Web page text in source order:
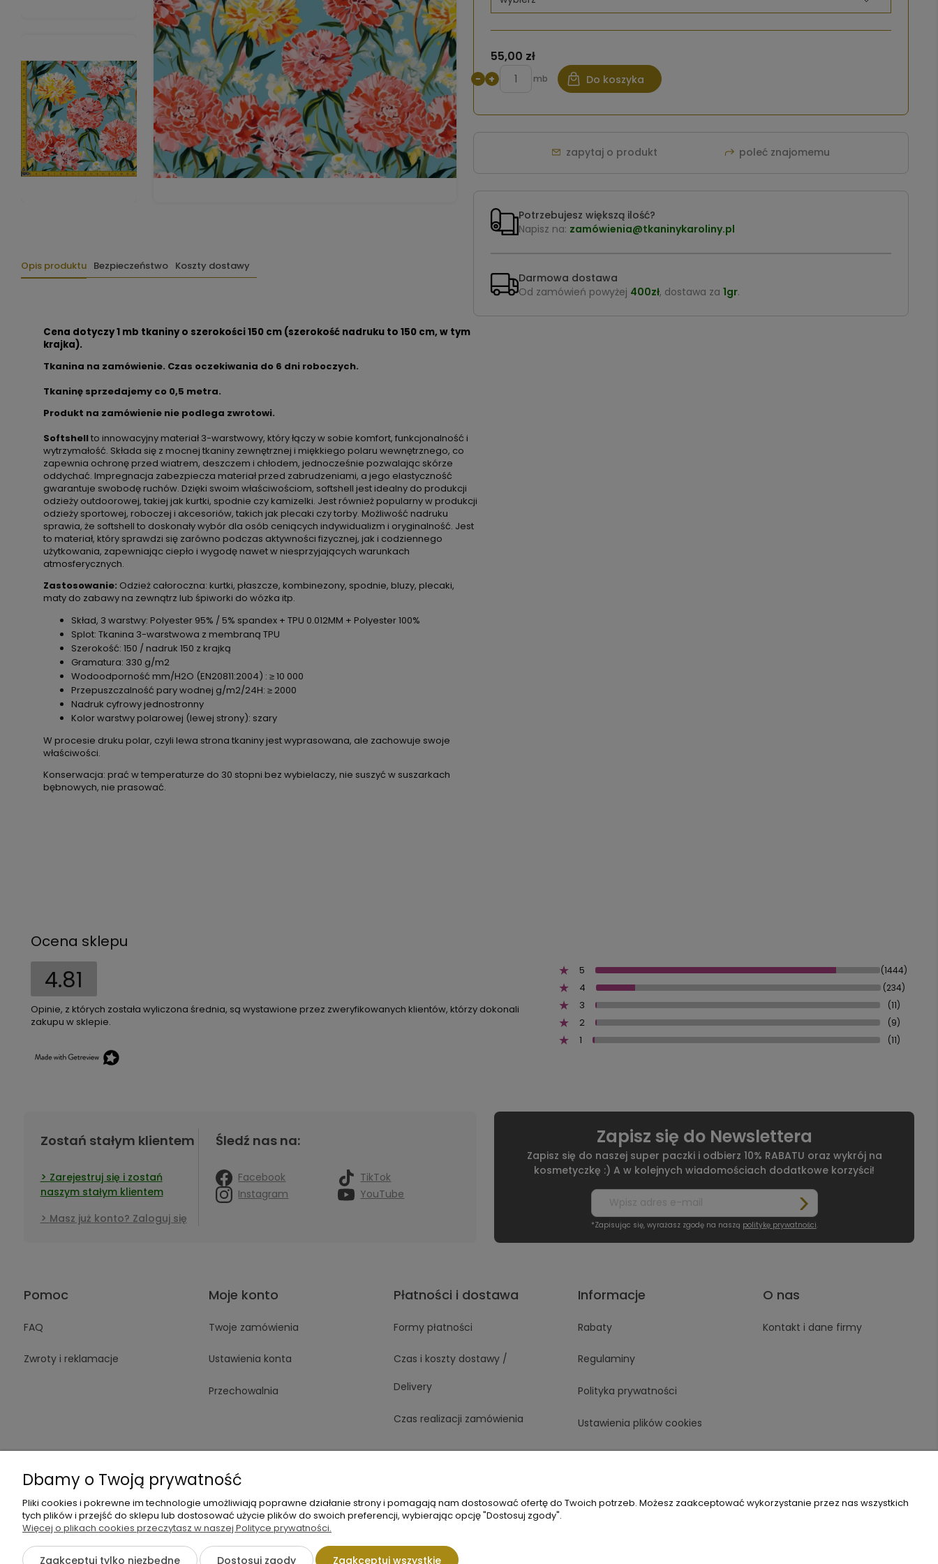
Opis produktu Bezpieczeństwo Koszty dostawy
Cena dotyczy 1 mb tkaniny o szerokości 150 cm (szerokość nadruku to 150 cm, w tym
krajka).
Tkanina na zamówienie. Czas oczekiwania do 6 dni roboczych.
Tkaninę sprzedajemy co 0,5 metra.
Produkt na zamówienie nie podlega zwrotowi.
Softshellto innowacyjny materiał 3-warstwowy, który łączy w sobie komfort, funkcjonalność i
wytrzymałość. Składa się z mocnej tkaniny zewnętrznej i miękkiego polaru wewnętrznego, co
zapewnia ochronę przed wiatrem, deszczem i chłodem, jednocześnie pozwalając skórze
oddychać. Impregnacja zabezpiecza materiał przed zabrudzeniami, a jego elastyczność
gwarantuje swobodę ruchów. Dzięki swoim właściwościom, softshell jest idealny do produkcji
odzieży outdoorowej, takiej jak kurtki, spodnie czy kamizelki. Jest również popularny w produkcji
odzieży sportowej, roboczej i akcesoriów, takich jak plecaki czy torby. Możliwość nadruku
sprawia, że softshell to doskonały wybór dla osób ceniących indywidualizm i oryginalność. Jest
to materiał, który sprawdzi się zarówno podczas aktywności fizycznej, jak i codziennego
użytkowania, zapewniając ciepło i wygodę nawet w niesprzyjających warunkach
atmosferycznych.
Zastosowanie: Odzież całoroczna: kurtki, płaszcze, kombinezony, spodnie, bluzy, plecaki,
maty do zabawy na zewnątrz lub śpiworki do wózka itp.
Skład, 3 warstwy: Polyester 95% / 5% spandex + TPU 0.012MM + Polyester 100%
Splot: Tkanina 3-warstwowa z membraną TPU
Szerokość: 150 / nadruk 150 z krajką
Gramatura: 330 g/m2
Wodoodporność mm/H2O (EN20811:2004) : ≥ 10 000
Przepuszczalność pary wodnej g/m2/24H: ≥ 2000
Nadruk cyfrowy jednostronny
Kolor warstwy polarowej (lewej strony): szary
W procesie druku polar, czyli lewa strona tkaniny jest wyprasowana, ale zachowuje swoje
właściwości.
Konserwacja: prać w temperaturze do 30 stopni bez wybielaczy, nie suszyć w suszarkach
bębnowych, nie prasować.
55,00 zł
− + mb Do koszyka
zapytaj o produkt poleć znajomemu
Potrzebujesz większą ilość?
Napisz na: zamówienia@tkaninykaroliny.pl
Darmowa dostawa
Od zamówień powyżej 400zł, dostawa za 1gr.
Ocena sklepu
4.81
Opinie, z których została wyliczona średnia, są wystawione przez zweryfikowanych klientów, którzy dokonali
zakupu w sklepie.
5 (1444)
4 (234)
3 (11)
2 (9)
1 (11)
Zostań stałym klientem
Zarejestruj się i zostań
naszym stałym klientem
Masz już konto? Zaloguj się
Śledź nas na:
Facebook
TikTok
Instagram
YouTube
Zapisz się do Newslettera
Zapisz się do naszej super paczki i odbierz 10% RABATU oraz wykrój na
kosmetyczkę :) A w kolejnych wiadomościach dodatkowe korzyści!
*Zapisując się, wyrażasz zgodę na naszą politykę prywatności.
Pomoc
FAQ
Zwroty i reklamacje
Moje konto
Twoje zamówienia
Ustawienia konta
Przechowalnia
Płatności i dostawa
Formy płatności
Czas i koszty dostawy /
Delivery
Czas realizacji zamówienia
Informacje
Rabaty
Regulaminy
Polityka prywatności
Ustawienia plików cookies
O nas
Kontakt i dane firmy
+48 605 141 363 Napisz do nas
Sklep internetowy Shoper.pl
Dbamy o Twoją prywatność
Pliki cookies i pokrewne im technologie umożliwiają poprawne działanie strony i pomagają nam dostosować ofertę do Twoich potrzeb. Możesz zaakceptować wykorzystanie przez nas wszystkich
tych plików i przejść do sklepu lub dostosować użycie plików do swoich preferencji, wybierając opcję "Dostosuj zgody".
Więcej o plikach cookies przeczytasz w naszej Polityce prywatności.
Zaakceptuj tylko niezbędne Dostosuj zgody Zaakceptuj wszystkie